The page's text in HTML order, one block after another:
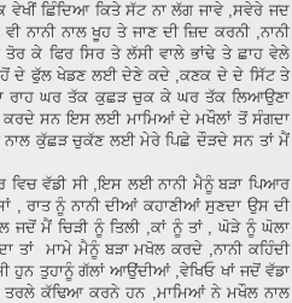
ਵੇਖੀਂ ਛਿੰਦਿਆ ਕਿਤੇ ਸੱਟ ਨਾ ਲੱਗ ਜਾਵੇ ,ਸਵੇਰੇ ਜਦ
ਨਾਨੀ ਨਾਲ ਖੂਹ ਤੇ ਜਾਣ ਦੀ ਜ਼ਿਦ ਕਰਨੀ ,ਨਾਨੀ
ਕੇ ਫਿਰ ਸਿਰ ਤੇ ਲੱਸੀ ਵਾਲੇ ਭਾਂਢੇ ਤੇ ਛਾਹ ਵੇਲੇ
ਦੇ ਫੁੱਲ ਖੇਡਣ ਲਈ ਦੇਣੇ ਕਦੇ ,ਕਣਕ ਦੇ ਦੇ ਸਿੱਟ ਤੇ
ਰਾਹ ਘਰ ਤੱਕ ਕੁਛੜ ਚੁਕ ਕੇ ਘਰ ਤੱਕ ਲਿਆਉਣਾ
ਕਰਦੇ ਸਨ ਇਸ ਲਈ ਮਾਮਿਆਂ ਦੇ ਮਖੌਲਾਂ ਤੋਂ ਸੰਗਦਾ
ਕੁੱਛੜ ਚੁਕੱਣ ਲਈ ਮੇਰੇ ਪਿਛੇ ਦੌੜਦੇ ਸਨ ਤਾਂ ਮੈਂ
ਸੀ ,ਇਸ ਲਈ ਨਾਨੀ ਮੈਨੂੰ ਬੜਾ ਪਿਆਰ
, ਰਾਤ ਨੂੰ ਨਾਨੀ ਦੀਆਂ ਕਹਾਣੀਆਂ ਸੁਣਦਾ ਉਸ ਦੀ
ਜਦੋਂ ਮੈਂ ਚਿੜੀ ਨੂੰ ਤਿਲੀ ,ਕਾਂ ਨੂੰ ਤਾਂ , ਘੋੜੇ ਨੂੰ ਘੋਲਾ
ਤਾਂ ਮਾਮੇ ਮੈਨੂੰ ਬੜਾ ਮਖੋਲ ਕਰਦੇ ,ਨਾਨੀ ਕਹਿੰਦੀ
ਹੁਨ ਤੁਹਾਨੂੰ ਗੱਲਾਂ ਆਉਂਦੀਆਂ ,ਵੇਖਿਓ ਖਾਂ ਜਦੋਂ ਵੱਡਾ
ਤਰਲੇ ਕੱਢਿਆ ਕਰਨੇ ਹਨ ,ਮਾਮਿਆਂ ਨੇ ਮਖੌਲ ਨਾਲ